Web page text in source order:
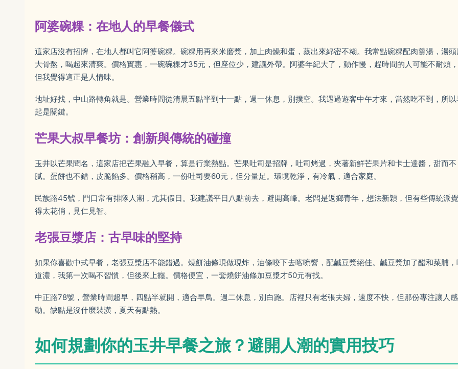
阿婆碗粿：在地人的早餐儀式
這家店沒有招牌，在地人都叫它阿婆碗粿。碗粿用再來米磨漿，加上肉燥和蛋，蒸出來綿密不糊。我常點碗粿配肉羹湯，湯
大骨熬，喝起來清爽。價格實惠，一碗碗粿才35元，但座位少，建議外帶。阿婆年紀大了，動作慢，趕時間的人可能不耐煩，
但我覺得這正是人情味。
地址好找，中山路轉角就是。營業時間從清晨五點半到十一點，週一休息，別撲空。我遇過遊客中午才來，當然吃不到，所
起是關鍵。
芒果大叔早餐坊：創新與傳統的碰撞
玉井以芒果聞名，這家店把芒果融入早餐，算是行業熱點。芒果吐司是招牌，吐司烤過，夾著新鮮芒果片和卡士達醬，甜而不
膩。蛋餅也不錯，皮脆餡多。價格稍高，一份吐司要60元，但分量足。環境乾淨，有冷氣，適合家庭。
民族路45號，門口常有排隊人潮，尤其假日。我建議平日八點前去，避開高峰。老闆是返鄉青年，想法新穎，但有些傳統派覺
得太花俏，見仁見智。
老張豆漿店：古早味的堅持
如果你喜歡中式早餐，老張豆漿店不能錯過。燒餅油條現做現炸，油條咬下去喀嚓響，配鹹豆漿絕佳。鹹豆漿加了醋和菜脯
道濃，我第一次喝不習慣，但後來上癮。價格便宜，一套燒餅油條加豆漿才50元有找。
中正路78號，營業時間超早，四點半就開，適合早鳥。週二休息，別白跑。店裡只有老張夫婦，速度不快，但那份專注讓人感
動。缺點是沒什麼裝潢，夏天有點熱。
如何規劃你的玉井早餐之旅？避開人潮的實用技巧